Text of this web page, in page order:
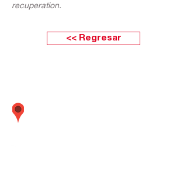
recuperation.
<< Regresar